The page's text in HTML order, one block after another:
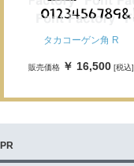
タカコーゲン角 R
販売価格 ￥ 16,500 [税込]
PR